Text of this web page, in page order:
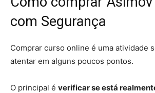
com Segurança
Comprar curso online é uma atividade
atentar em alguns poucos pontos.
O principal é verificar se está